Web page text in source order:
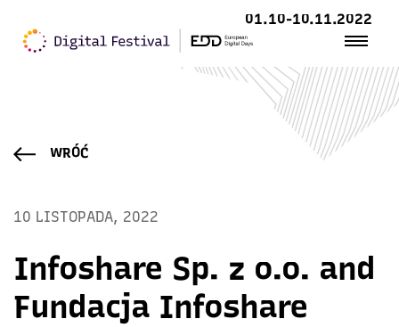
01.10-10.11.2022
WRÓĆ
10 LISTOPADA, 2022
Infoshare Sp. z o.o. and
Fundacja Infoshare